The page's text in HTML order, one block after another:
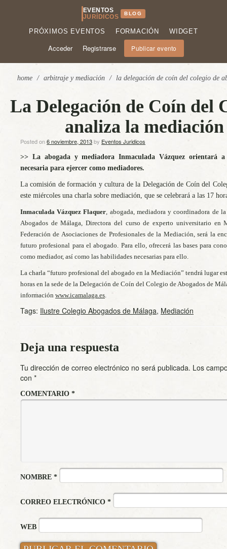
EVENTOS
JURÍDICOS
BLOG
PRÓXIMOS EVENTOS FORMACIÓN WIDGET
Acceder Registrarse Publicar evento
home / arbitraje y mediación / la delegación de coín del colegio de
La Delegación de Coín del
analiza la
Posted on6 noviembre, 2013by Eventos Juridicos
>> La abogada y mediadora Inmaculada Vázquez orientará
necesaria para ejercer como mediadores.
La comisión de formación y cultura de la Delegación de Coín del
este miércoles una charla sobre mediación, que se celebrará a las 17
Inmaculada Vázquez Flaquer, abogada, mediadora y coordinadora de
Abogados de Málaga, Directora del curso de experto universitario en
Federación de Asociaciones de Profesionales de la Mediación, será la
futuro profesional para el abogado. Para ello, ofrecerá las bases para
como mediador, así como las habilidades necesarias para ello.
La charla “futuro profesional del abogado en la Mediación” tendrá lugar
horas en la sede de la Delegación de Coín del Colegio de Abogados de
información www.icamalaga.es.
Tags: Ilustre Colegio Abogados de Málaga, Mediación
Deja una respuesta
Tu dirección de correo electrónico no será publicada. Los
con *
COMENTARIO *
NOMBRE *
CORREO ELECTRÓNICO *
WEB